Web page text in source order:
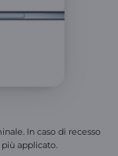
In caso di recesso
applicato.​